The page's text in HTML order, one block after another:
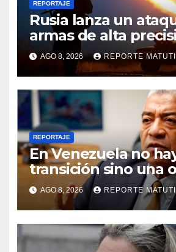
REPORTAJE
Rusia lanza un
armas de alta
contra la industria
Kiev
AGO 8, 2026 REPORTE
REPORTAJE
En Venezuela no
transición sino una
a la fuerza
AGO 8, 2026 REPORTE